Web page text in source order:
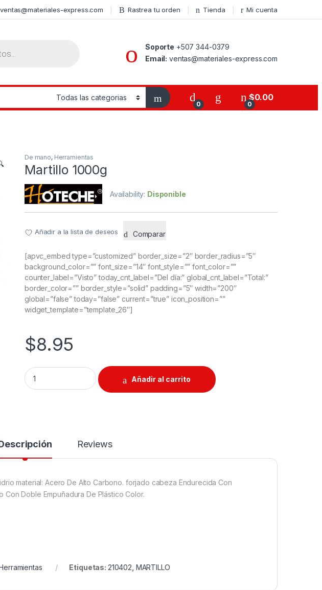
ventas@materiales-express.com Rastrea tu orden Tienda Mi cuenta
Soporte +507 344-0379
Email: ventas@materiales-express.com
0 0
$0.00
De mano, Herramientas
Martillo 1000g
Availability: Disponible
Añadir a la lista de deseos Comparar
[apvc_embed type=”customized” border_size=”2″ border_radius=”5″
background_color=”” font_size=”14″ font_style=”” font_color=””
counter_label=”Visto” today_cnt_label=”Del día:” global_cnt_label=”Total:”
border_color=”” border_style=”solid” padding=”5″ width=”200″
global=”false” today=”false” current=”true” icon_position=””
widget_template=”template_26″]
$8.95
Martillo 1000g quantity
Añadir al carrito
Reviews
material: Acero De Alto Carbono. forjado cabeza Endurecida Con
Doble Empuñadura De Plástico Color.
Etiquetas: 210402 MARTILLO